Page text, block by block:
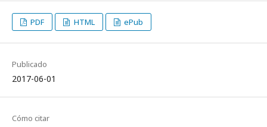
PDF HTML ePub
Publicado
2017-06-01
Cómo citar